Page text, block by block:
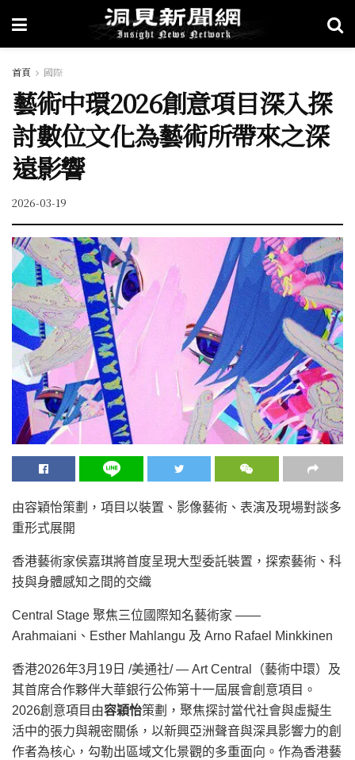
首頁 國際
藝術中環2026創意項目深入探
討數位文化為藝術所帶來之深
遠影響
2026-03-19
由容穎怡策劃，項目以裝置、影像藝術、表演及現場對談多
重形式展開
香港藝術家侯嘉琪將首度呈現大型委託裝置，探索藝術、科
技與身體感知之間的交織
Central Stage 聚焦三位國際知名藝術家 ——
Arahmaiani、Esther Mahlangu 及 Arno Rafael Minkkinen
香港2026年3月19日 /美通社/ — Art Central（藝術中環）及
其首席合作夥伴大華銀行公佈第十一屆展會創意項目。
2026創意項目由容穎怡策劃，聚焦探討當代社會與虛擬生
活中的張力與親密關係，以新興亞洲聲音與深具影響力的創
作者為核心，勾勒出區域文化景觀的多重面向。作為香港藝